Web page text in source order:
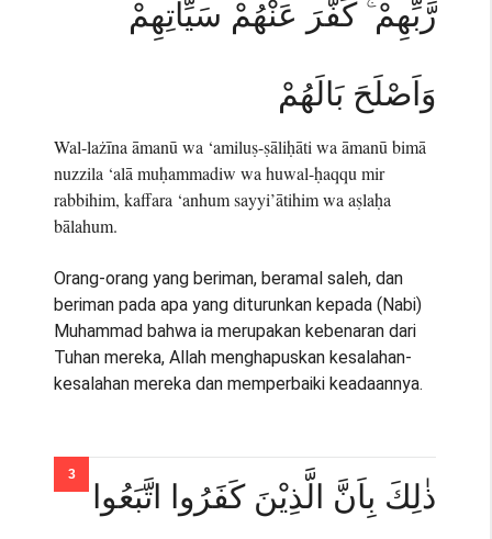
رَّبِّهِمْ ۚ كَفَّرَ عَنْهُمْ سَيِّاٰتِهِمْ
وَاَصْلَحَ بَالَهُمْ
Wal-lażīna āmanū wa ‘amiluṣ-ṣāliḥāti wa āmanū bimā
nuzzila ‘alā muḥammadiw wa huwal-ḥaqqu mir
rabbihim, kaffara ‘anhum sayyi’ātihim wa aṣlaḥa
bālahum.
Orang-orang yang beriman, beramal saleh, dan
beriman pada apa yang diturunkan kepada (Nabi)
Muhammad bahwa ia merupakan kebenaran dari
Tuhan mereka, Allah menghapuskan kesalahan-
kesalahan mereka dan memperbaiki keadaannya.
ذٰلِكَ بِاَنَّ الَّذِيْنَ كَفَرُوا اتَّبَعُوا